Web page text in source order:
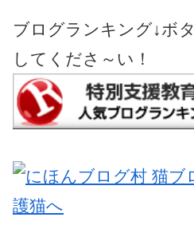
ブログランキング↓ボ
してくださ～い！